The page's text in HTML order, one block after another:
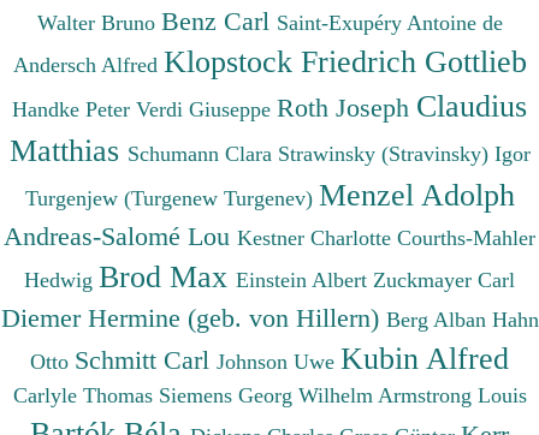
Walter Bruno Benz Carl Saint-Exupéry Antoine de
Andersch Alfred Klopstock Friedrich Gottlieb
Handke Peter Verdi Giuseppe Roth Joseph Claudius
Matthias Schumann Clara Strawinsky (Stravinsky) Igor
Turgenjew (Turgenew Turgenev) Menzel Adolph
Andreas-Salomé Lou Kestner Charlotte Courths-Mahler
Hedwig Brod Max Einstein Albert Zuckmayer Carl
Diemer Hermine (geb. von Hillern) Berg Alban Hahn
Otto Schmitt Carl Johnson Uwe Kubin Alfred
Carlyle Thomas Siemens Georg Wilhelm Armstrong Louis